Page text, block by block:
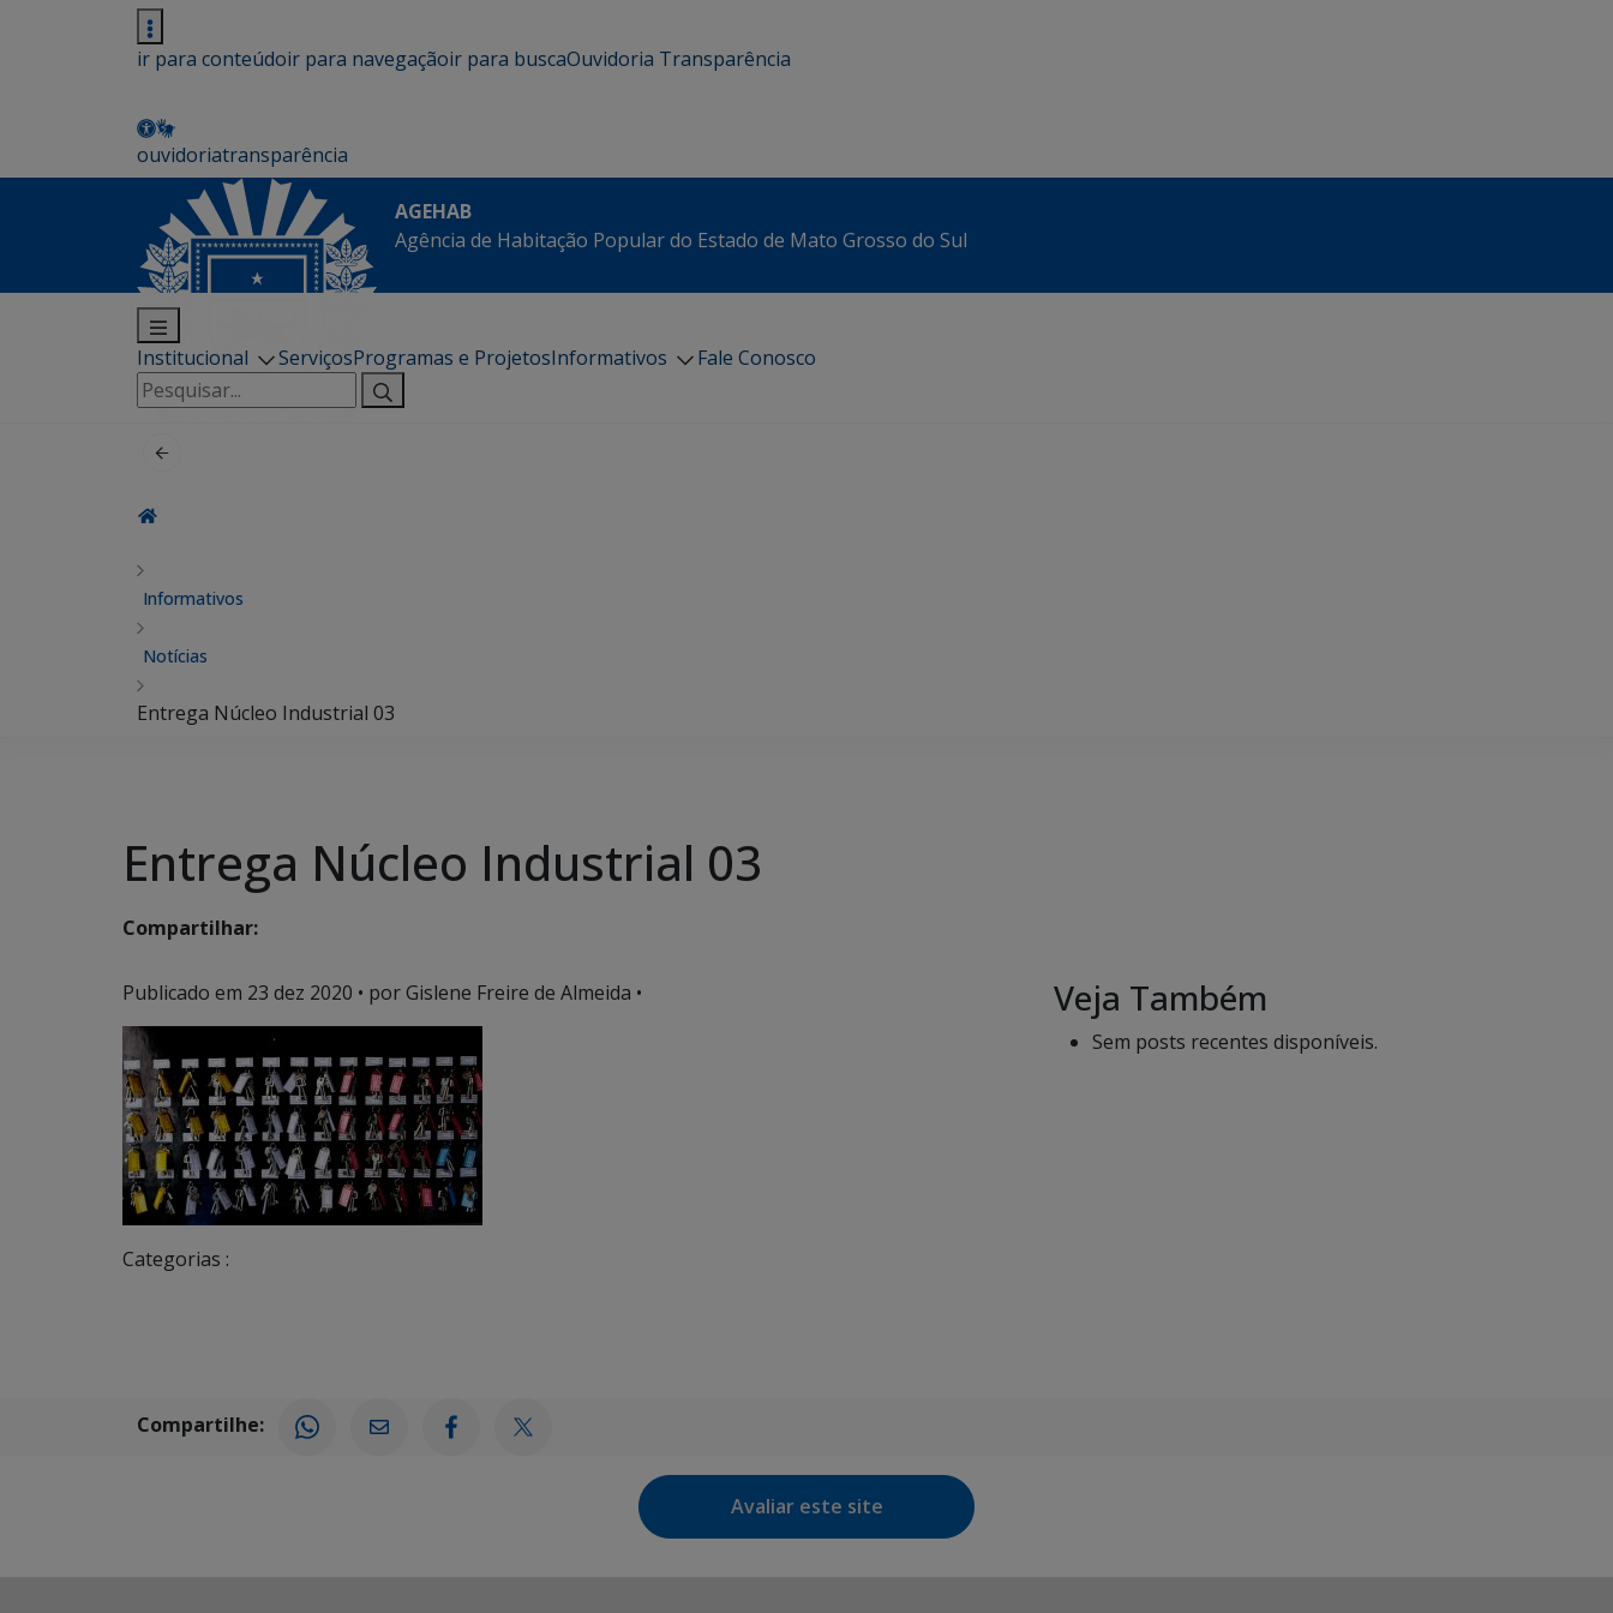
ir para conteúdoir para navegaçãoir para buscaOuvidoria Transparência
ouvidoriatransparência
AGEHAB
Agência de Habitação Popular do Estado de Mato Grosso do Sul
Institucional ServiçosProgramas e ProjetosInformativos
Fale Conosco
Pesquisar
por:
Informativos
Notícias
Entrega Núcleo Industrial 03
Entrega Núcleo Industrial 03
Compartilhar:
Publicado em 23 dez 2020 • por Gislene Freire de Almeida •
Categorias :
Veja Também
Sem posts recentes disponíveis.
Compartilhe:
Avaliar este site